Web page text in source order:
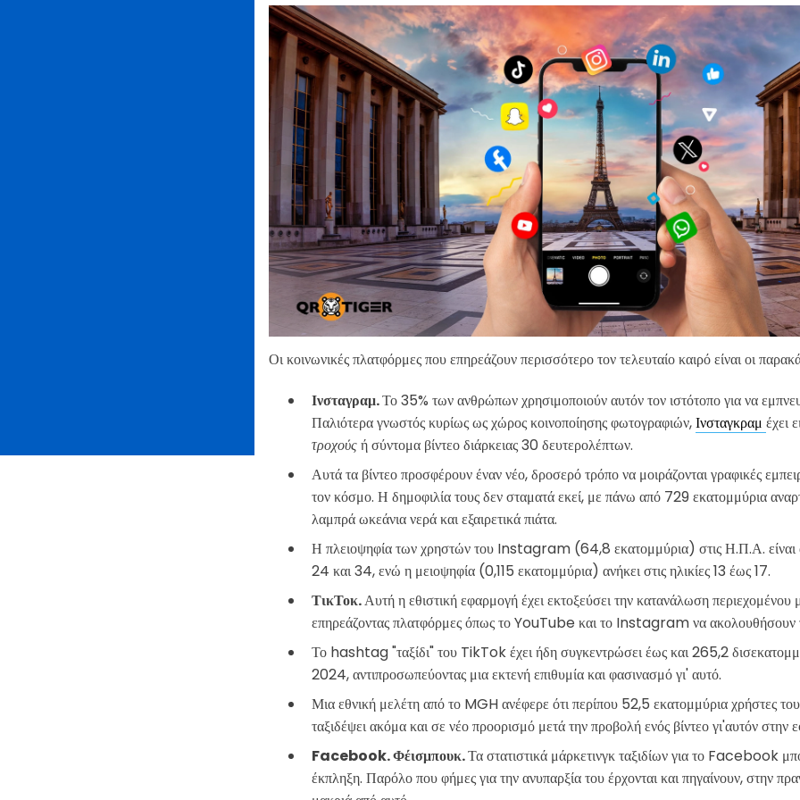
Οι κοινωνικές πλατφόρμες που επηρεάζουν περισσότερο τον τελευταίο καιρό είναι οι
Ινσταγραμ.Το 35% των ανθρώπων χρησιμοποιούν αυτόν τον ιστότοπο για να
Παλιότερα γνωστός κυρίως ως χώρος κοινοποίησης φωτογραφιών,Ινσταγκραμ έχει
τροχούςή σύντομα βίντεο διάρκειας 30 δευτερολέπτων.
Αυτά τα βίντεο προσφέρουν έναν νέο, δροσερό τρόπο να μοιράζονται γραφικές
τον κόσμο. Η δημοφιλία τους δεν σταματά εκεί, με πάνω από 729 εκατομμύρια
λαμπρά ωκεάνια νερά και εξαιρετικά πιάτα.
Η πλειοψηφία των χρηστών του Instagram (64,8 εκατομμύρια) στις Η.Π.Α. είναι
24 και 34, ενώ η μειοψηφία (0,115 εκατομμύρια) ανήκει στις ηλικίες 13 έως 17.
ΤικΤοκ.Αυτή η εθιστική εφαρμογή έχει εκτοξεύσει την κατανάλωση περιεχομένου
επηρεάζοντας πλατφόρμες όπως το YouTube και το Instagram να ακολουθήσουν
Το hashtag "ταξίδι" του TikTok έχει ήδη συγκεντρώσει έως και 265,2
2024, αντιπροσωπεύοντας μια εκτενή επιθυμία και φασινασμό γι' αυτό.
Μια εθνική μελέτη από το MGH ανέφερε ότι περίπου 52,5 εκατομμύρια χρήστες
ταξιδέψει ακόμα και σε νέο προορισμό μετά την προβολή ενός βίντεο γι'αυτόν στην
Facebook. Φέισμπουκ.Τα στατιστικά μάρκετινγκ ταξιδίων για το Facebook
έκπληξη. Παρόλο που φήμες για την ανυπαρξία του έρχονται και πηγαίνουν, στην